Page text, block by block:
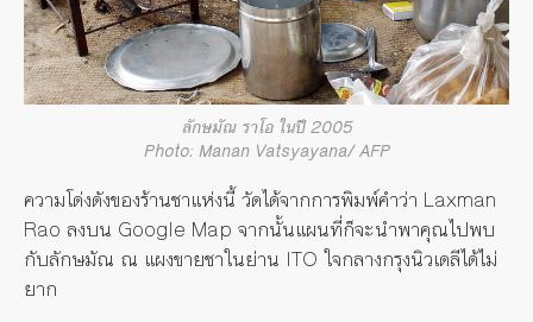
ลักษมัณ ราโอ ในปี 2005
Photo: Manan Vatsyayana/ AFP
ความโด่งดังของร้านชาแห่งนี้ วัดได้จากการพิมพ์คำว่า Laxman
Rao ลงบน Google Map จากนั้นแผนที่ก็จะนำพาคุณไปพบ
กับลักษมัณ ณ แผงขายชาในย่าน ITO ใจกลางกรุงนิวเดลีได้ไม่
ยาก